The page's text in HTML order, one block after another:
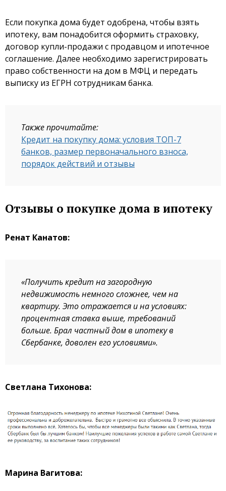
Если покупка дома будет одобрена, чтобы взять
ипотеку, вам понадобится оформить страховку,
договор купли-продажи с продавцом и ипотечное
соглашение. Далее необходимо зарегистрировать
право собственности на дом в МФЦ и передать
выписку из ЕГРН сотрудникам банка.
Также прочитайте:
Кредит на покупку дома: условия ТОП-7
банков, размер первоначального взноса,
порядок действий и отзывы
Отзывы о покупке дома в ипотеку
Ренат Канатов:
«Получить кредит на загородную
недвижимость немного сложнее, чем на
квартиру. Это отражается и на условиях:
процентная ставка выше, требований
больше. Брал частный дом в ипотеку в
Сбербанке, доволен его условиями».
Светлана Тихонова:
Марина Вагитова: